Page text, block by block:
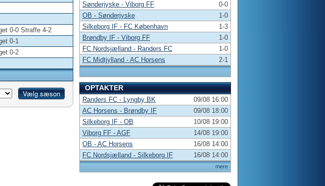
0-0 Straffe 4-2
0-1
0-2
Sønderjyske - Viborg FF
0-0
OB - Sønderjyske
1-0
Silkeborg IF - FC København
1-3
Brøndby IF - Viborg FF
1-0
FC Nordsjælland - Randers FC
1-0
FC Midtjylland - AC Horsens
2-1
OPTAKTER
mere
Randers FC - Lyngby BK
09/08 16:00
AC Horsens - Brøndby IF
09/08 18:00
Silkeborg IF - OB
10/08 19:00
Viborg FF - AGF
14/08 19:00
OB - AC Horsens
16/08 14:00
FC Nordsjælland - Silkeborg IF
16/08 14:00